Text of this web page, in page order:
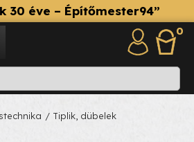
30 éve – Építőmester94”
0
/ Tiplik, dübelek